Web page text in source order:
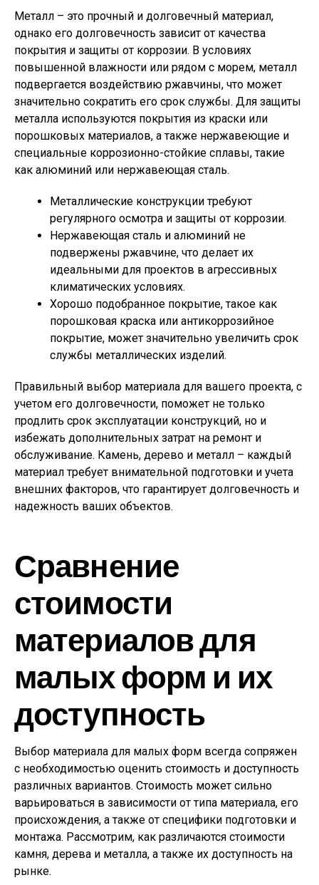
Металл – это прочный и долговечный материал,
однако его долговечность зависит от качества
покрытия и защиты от коррозии. В условиях
повышенной влажности или рядом с морем, металл
подвергается воздействию ржавчины, что может
значительно сократить его срок службы. Для защиты
металла используются покрытия из краски или
порошковых материалов, а также нержавеющие и
специальные коррозионно-стойкие сплавы, такие
как алюминий или нержавеющая сталь.
Металлические конструкции требуют
регулярного осмотра и защиты от коррозии.
Нержавеющая сталь и алюминий не
подвержены ржавчине, что делает их
идеальными для проектов в агрессивных
климатических условиях.
Хорошо подобранное покрытие, такое как
порошковая краска или антикоррозийное
покрытие, может значительно увеличить срок
службы металлических изделий.
Правильный выбор материала для вашего проекта, с
учетом его долговечности, поможет не только
продлить срок эксплуатации конструкций, но и
избежать дополнительных затрат на ремонт и
обслуживание. Камень, дерево и металл – каждый
материал требует внимательной подготовки и учета
внешних факторов, что гарантирует долговечность и
надежность ваших объектов.
Сравнение
стоимости
материалов для
малых форм и их
доступность
Выбор материала для малых форм всегда сопряжен
с необходимостью оценить стоимость и доступность
различных вариантов. Стоимость может сильно
варьироваться в зависимости от типа материала, его
происхождения, а также от специфики подготовки и
монтажа. Рассмотрим, как различаются стоимости
камня, дерева и металла, а также их доступность на
рынке.